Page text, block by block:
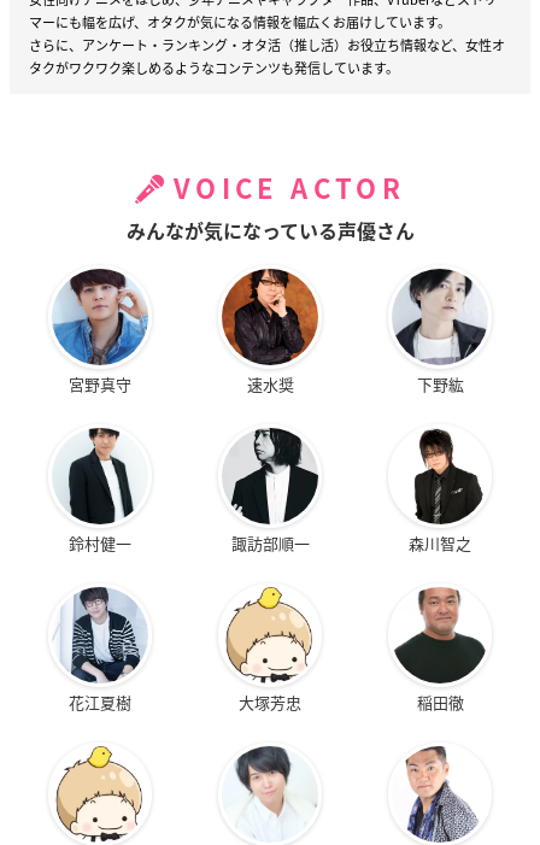
マーにも幅を広げ、オタクが気になる情報を幅広くお届けしています。
さらに、アンケート・ランキング・オタ活（推し活）お役立ち情報など、女性オ
タクがワクワク楽しめるようなコンテンツも発信しています。
VOICE ACTOR
みんなが気になっている声優さん
宮野真守 速水奨 下野紘
鈴村健一 諏訪部順一 森川智之
花江夏樹 大塚芳忠 稲田徹